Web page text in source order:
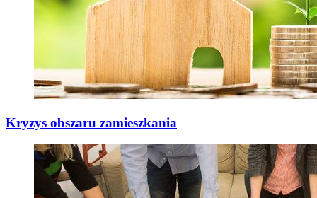
Kryzys obszaru zamieszkania